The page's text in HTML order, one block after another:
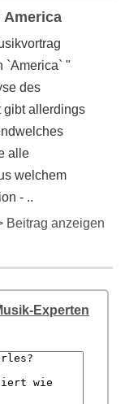
America
`America` "
des
gibt allerdings
alle
welchem
- ..
Beitrag anzeigen
Experten